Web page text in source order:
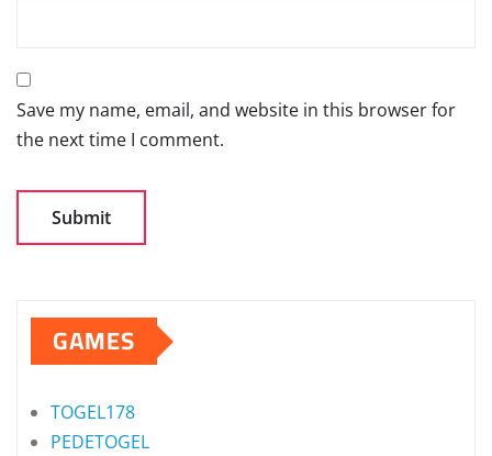
Save my name, email, and website in this browser for
the next time I comment.
GAMES
TOGEL178
PEDETOGEL